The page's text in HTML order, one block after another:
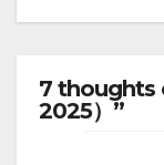
7 thoughts
2025）”